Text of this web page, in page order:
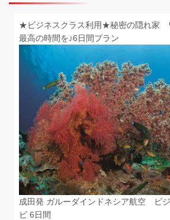
★ビジネスクラス利用★秘密の隠れ家
最高の時間を♪6日間プラン
成田発 ガルーダインドネシア航空 ビ
ビ 6日間